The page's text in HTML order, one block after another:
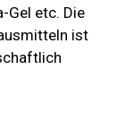
Gel etc. Die
ist